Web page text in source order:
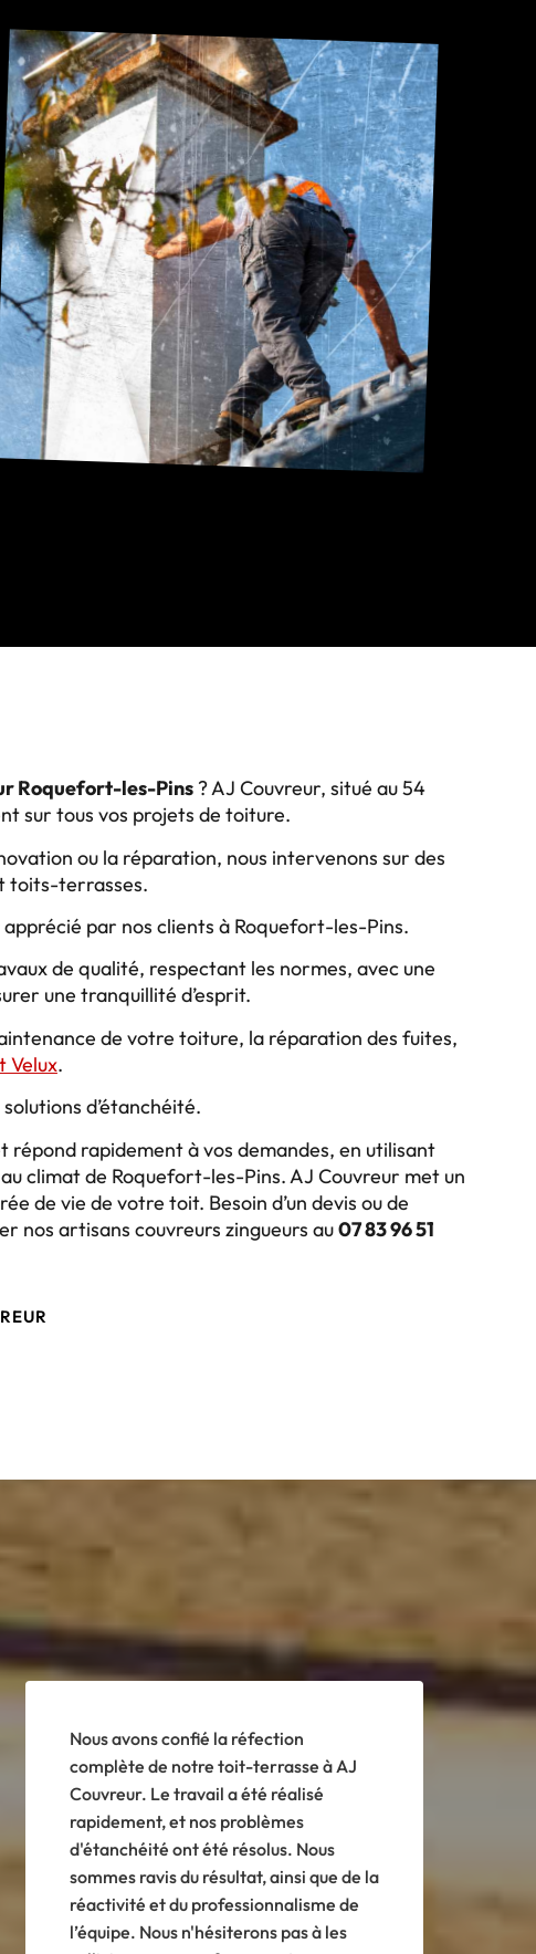
Roquefort-les-Pins? AJ Couvreur, situé au 54
sur tous vos projets de toiture.
ou la réparation, nous intervenons sur des
toits-terrasses.
par nos clients à Roquefort-les-Pins.
de qualité, respectant les normes, avec une
une tranquillité d’esprit.
de votre toiture, la réparation des fuites,
Velux.
d’étanchéité.
rapidement à vos demandes, en utilisant
climat de Roquefort-les-Pins. AJ Couvreur met un
de vie de votre toit. Besoin d’un devis ou de
nos artisans couvreurs zingueurs au07 83 96 51
Nous avons confié la réfection
complète de notre toit-terrasse à AJ
Couvreur. Le travail a été réalisé
rapidement, et nos problèmes
d'étanchéité ont été résolus. Nous
sommes ravis du résultat, ainsi que de la
réactivité et du professionnalisme de
l’équipe. Nous n'hésiterons pas à les